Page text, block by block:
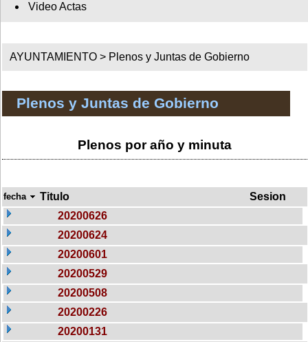
Video Actas
AYUNTAMIENTO > Plenos y Juntas de Gobierno
Plenos y Juntas de Gobierno
Plenos por año y minuta
fecha Titulo
Sesion
20200626
20200624
20200601
20200529
20200508
20200226
20200131